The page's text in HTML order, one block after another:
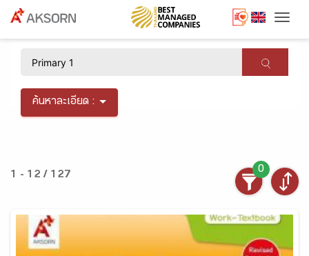
ค้นหาละเอียด :
1 - 12 / 127
0